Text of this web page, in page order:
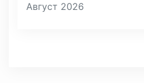
Август 2026